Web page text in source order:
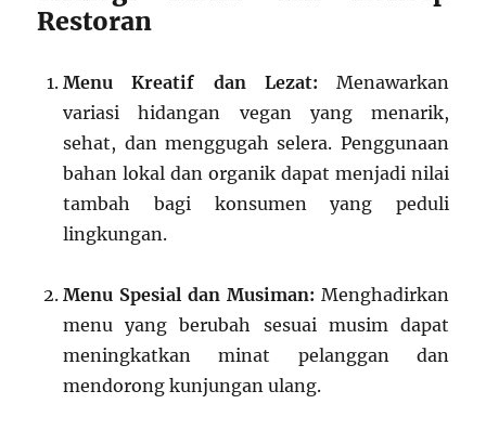
Restoran
Menu Kreatif dan Lezat: Menawarkan
variasi hidangan vegan yang menarik,
sehat, dan menggugah selera. Penggunaan
bahan lokal dan organik dapat menjadi nilai
tambah bagi konsumen yang peduli
lingkungan.
Menu Spesial dan Musiman: Menghadirkan
menu yang berubah sesuai musim dapat
meningkatkan minat pelanggan dan
mendorong kunjungan ulang.